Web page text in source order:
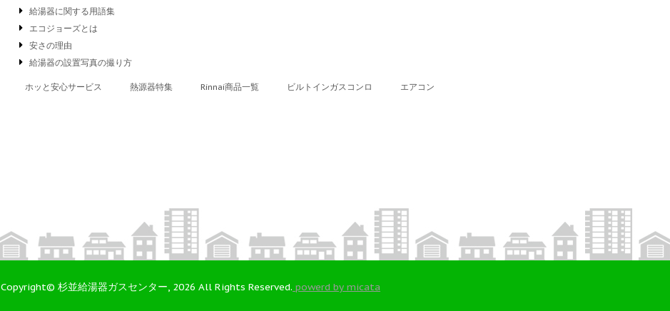
給湯器に関する用語集
エコジョーズとは
安さの理由
給湯器の設置写真の撮り方
ホッと安心サービス 熱源器特集 Rinnai商品一覧 ビルトインガスコンロ エアコン
Copyright© 杉並給湯器ガスセンター, 2026 All Rights Reserved. powerd by micata